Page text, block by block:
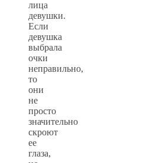
лица
девушки.
Если
девушка
выбрала
очки
неправильно,
то
они
не
просто
значительно
скроют
ее
глаза,